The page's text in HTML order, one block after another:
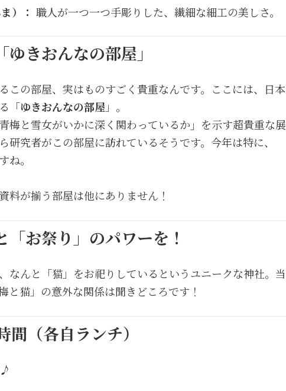
）： 職人が一つ一つ手彫りした、繊細な細工の美しさ。
きおんなの部屋」
この部屋、実はものすごく貴重なんです。ここには、日本
「ゆきおんなの部屋 」。
梅と雪女がいかに深く関わっているか 」 を示す超貴重な展
研究者がこの部屋に訪れているそうです。今年は特に、
ね。
料が揃う部屋は他にありません！
お祭り」のパワーを！
なんと「猫」をお祀りしているというユニークな神社。当
と猫」の意外な関係は聞きどころです！
（各自ランチ）